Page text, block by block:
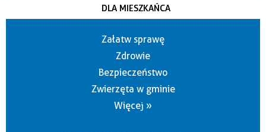
DLA MIESZKAŃCA
Załatw sprawę
Zdrowie
Bezpieczeństwo
Zwierzęta w gminie
Więcej »